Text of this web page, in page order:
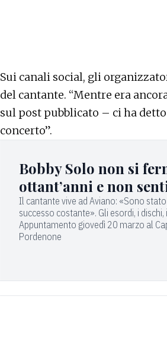
Sui canali social, gli
del cantante. “Mentre era
sul post pubblicato – ci ha
concerto”.
Bobby Solo non si
ottant’anni e non
Il cantante vive ad Aviano: «Sono
successo costante». Gli esordi, i dischi,
Appuntamento giovedì 20 marzo al
Pordenone